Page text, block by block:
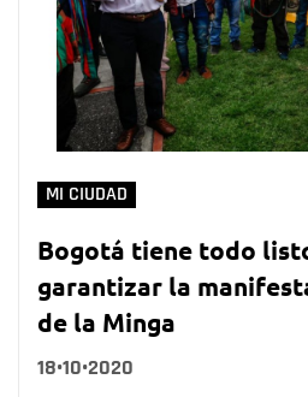
MI CIUDAD
Bogotá tiene todo
garantizar la
de la Minga
18•10•2020